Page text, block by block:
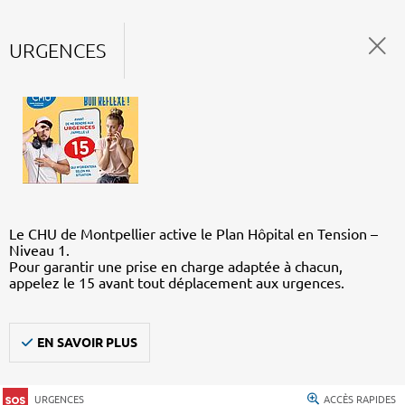
URGENCES
Le CHU de Montpellier active le Plan Hôpital en Tension –
Niveau 1.
Pour garantir une prise en charge adaptée à chacun,
appelez le 15 avant tout déplacement aux urgences.
EN SAVOIR PLUS
URGENCES ACCÈS RAPIDES